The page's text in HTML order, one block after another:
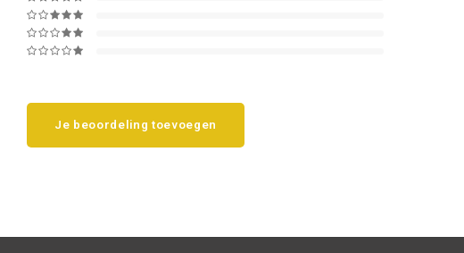
Je beoordeling toevoegen